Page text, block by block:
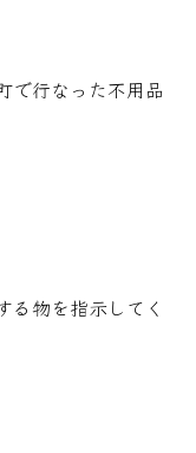
で行なった不用品
る物を指示してく